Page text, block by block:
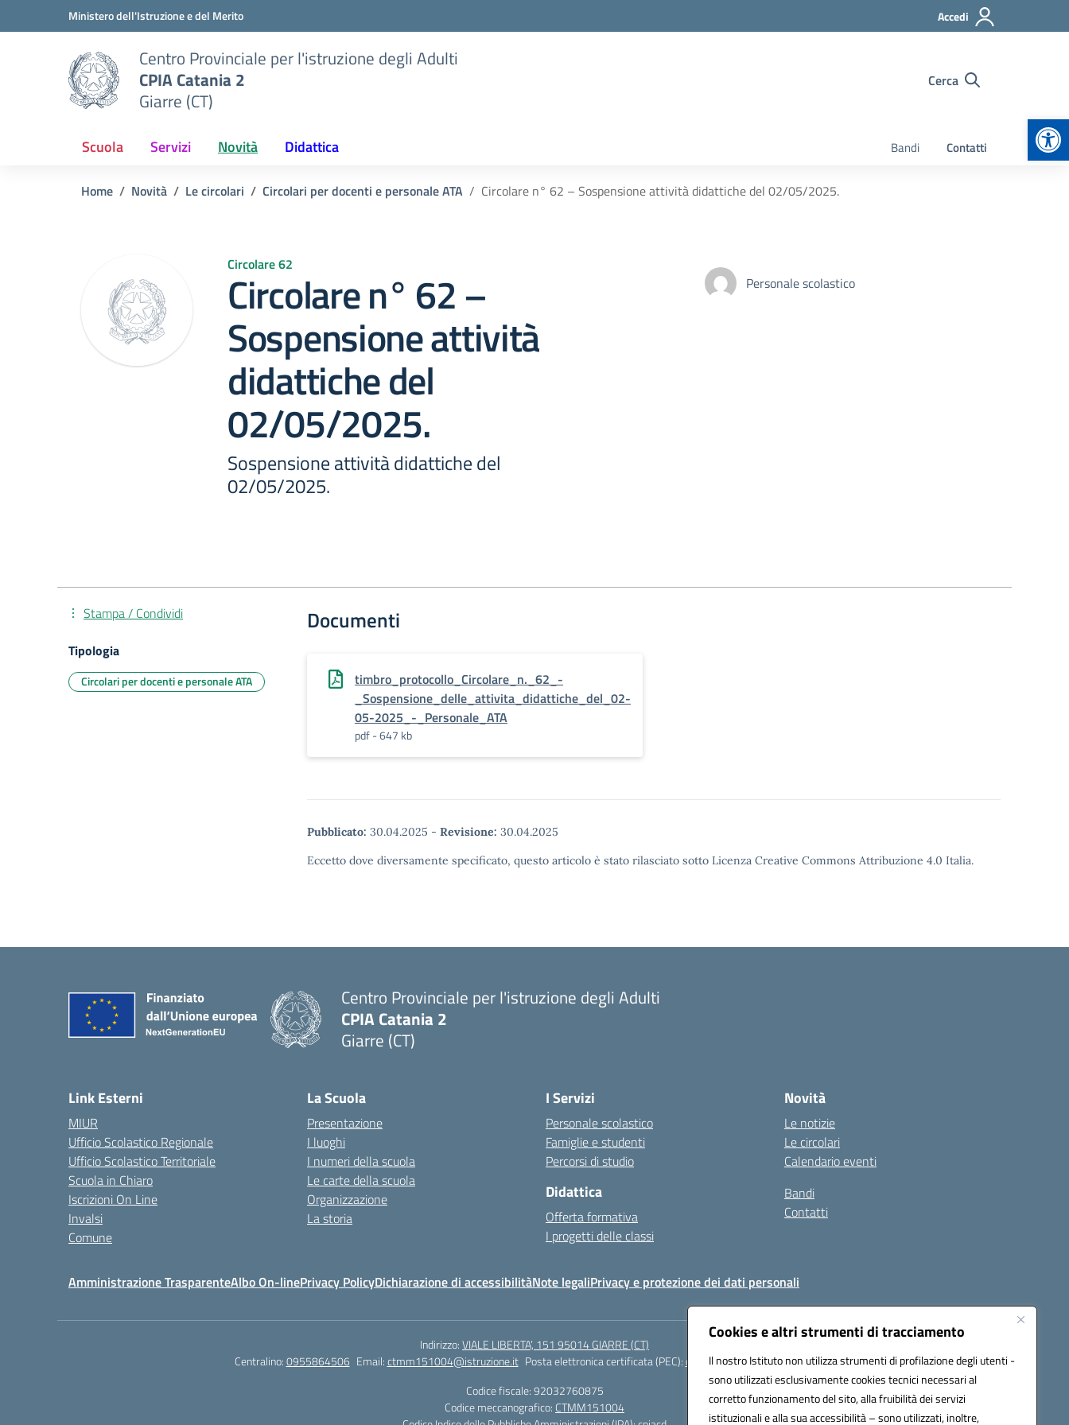
Cookies e altri strumenti di tracciamento
Il nostro Istituto non utilizza strumenti di profilazione degli utenti -
sono utilizzati esclusivamente cookies tecnici necessari al
corretto funzionamento del sito, alla fruibilità dei servizi
istituzionali e alla sua accessibilità – sono utilizzati, inoltre,
Vai ai contenuti
Vai al menu di navigazioneMinistero dell'Istruzione e del Merito Accedi
Centro Provinciale per l'istruzione degli Adulti
CPIA Catania 2
Giarre (CT)
Cerca
Scuola Servizi Novità Didattica Bandi Contatti
Home Novità Le circolari Circolari per docenti e personale ATA Circolare n° 62 – Sospensione attività didattiche del 02/05/2025.
Circolare 62
Circolare n° 62 –
Sospensione attività
didattiche del
02/05/2025.
Sospensione attività didattiche del
02/05/2025.
Personale scolastico
Documenti
timbro_protocollo_Circolare_n._62_-
_Sospensione_delle_attivita_didattiche_del_02-
05-2025_-_Personale_ATA
pdf - 647 kb
Pubblicato: 30.04.2025 - Revisione: 30.04.2025
Eccetto dove diversamente specificato, questo articolo è stato rilasciato sotto Licenza Creative Commons Attribuzione 4.0 Italia.
Stampa / Condividi
Tipologia
Circolari per docenti e personale ATA
Centro Provinciale per l'istruzione degli Adulti
CPIA Catania 2
Giarre (CT)
Link Esterni
MIUR
Ufficio Scolastico Regionale
Ufficio Scolastico Territoriale
Scuola in Chiaro
Iscrizioni On Line
Invalsi
Comune
La Scuola
Presentazione
I luoghi
I numeri della scuola
Le carte della scuola
Organizzazione
La storia
I Servizi
Personale scolastico
Famiglie e studenti
Percorsi di studio
Didattica
Offerta formativa
I progetti delle classi
Novità
Le notizie
Le circolari
Calendario eventi
Bandi
Contatti
Amministrazione TrasparenteAlbo On-linePrivacy PolicyDichiarazione di accessibilitàNote legaliPrivacy e protezione dei dati personali
Indirizzo:VIALE LIBERTA’, 151 95014 GIARRE (CT)
Centralino:0955864506 Email:ctmm151004@istruzione.it Posta elettronica certificata (PEC):ctmm151004@pec.istruzione.it
Codice fiscale: 92032760875
Codice meccanografico: CTMM151004